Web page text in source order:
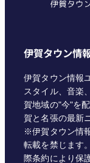
伊賀タウン情
伊賀タウン情報
スタイル、音楽
賀地域の"今"を
賀と名張の最新
※伊賀タウン情
転載を禁じます
際条約により保